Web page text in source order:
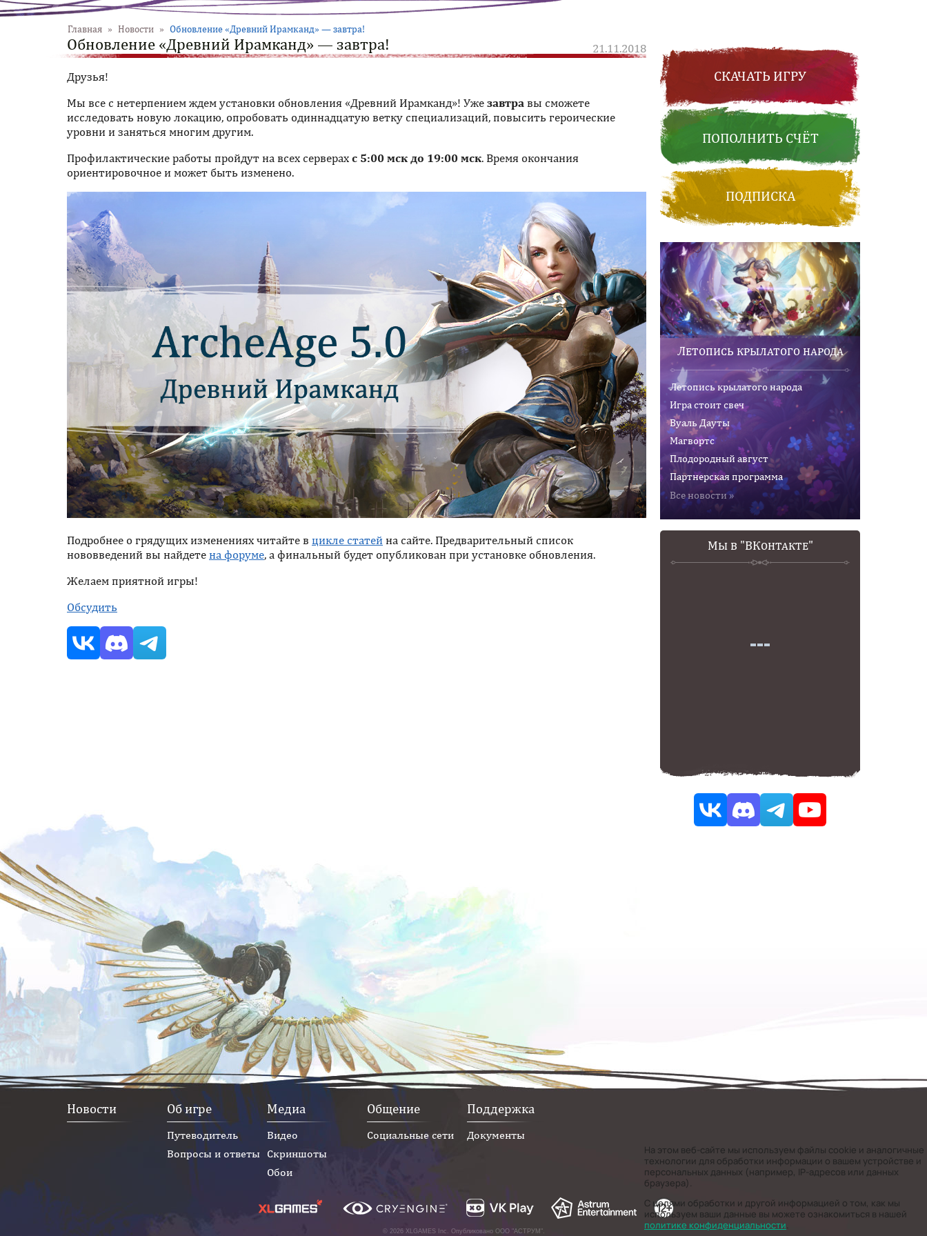
Главная » Новости » Обновление «Древний Ирамканд» — завтра!
Обновление «Древний Ирамканд» — завтра! 21.11.2018
Друзья!
Мы все с нетерпением ждем установки обновления «Древний Ирамканд»! Уже завтра вы сможете
исследовать новую локацию, опробовать одиннадцатую ветку специализаций, повысить героические
уровни и заняться многим другим.
Профилактические работы пройдут на всех серверах с 5:00 мск до 19:00 мск. Время окончания
ориентировочное и может быть изменено.
Подробнее о грядущих изменениях читайте в цикле статей на сайте. Предварительный список
нововведений вы найдете на форуме, а финальный будет опубликован при установке обновления.
Желаем приятной игры!
Обсудить
СКАЧАТЬ ИГРУ
ПОПОЛНИТЬ СЧЁТ
ПОДПИСКА
Летопись крылатого народа
Летопись крылатого народа
Игра стоит свеч
Вуаль Дауты
Магвортс
Плодородный август
Партнерская программа
Все новости »
Мы в "ВКонтакте"
Новости Об игре
Путеводитель
Вопросы и ответы
Медиа
Видео
Скриншоты
Обои
Общение
Социальные сети
Поддержка
Документы
© 2026 XLGAMES Inc. Опубликовано ООО "АСТРУМ".
На этом веб-сайте мы используем файлы cookie и аналогичные
технологии для обработки информации о вашем устройстве и
персональных данных (например, IP-адресов или данных
браузера).
С целями обработки и другой информацией о том, как мы
используем ваши данные вы можете ознакомиться в нашей
политике конфиденциальности.